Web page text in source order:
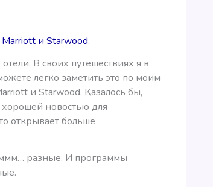
и Starwood.
В своих путешествиях я в
легко заметить это по моим
и Starwood. Казалось бы,
новостью для
открывает больше
разные. И программы